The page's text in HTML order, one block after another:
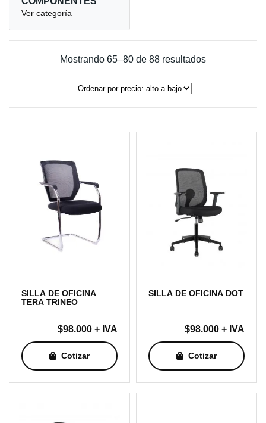
Ver categoría
Mostrando 65–80 de 88 resultadosOrdenado
bajo
SILLA DE OFICINA
TERA TRINEO
$98.000 + IVA
Cotizar
SILLA DE OFICINA DOT
$98.000 + IVA
Cotizar